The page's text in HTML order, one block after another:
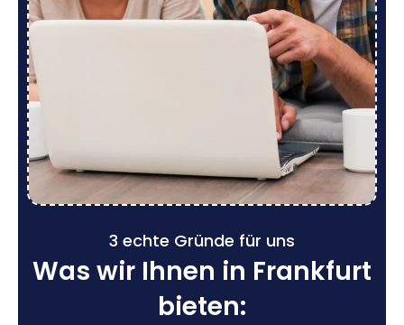
3 echte Gründe für uns
Was wir Ihnen in Frankfurt
bieten: